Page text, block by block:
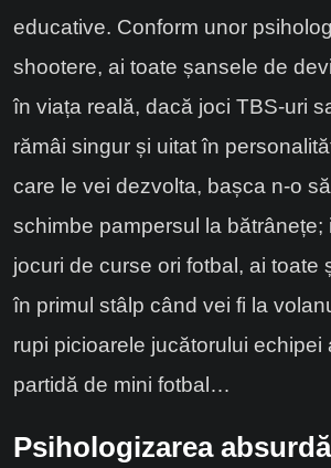
educative. Conform unor
shootere, ai toate șansele de
în viața reală, dacă joci TBS-uri
rămâi singur și uitat în
care le vei dezvolta, bașca n-o
schimbe pampersul la bătrânețe;
jocuri de curse ori fotbal, ai toate
în primul stâlp când vei fi la
rupi picioarele jucătorului echipei
partidă de mini fotbal…
Psihologizarea